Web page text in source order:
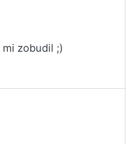
zobudil ;)